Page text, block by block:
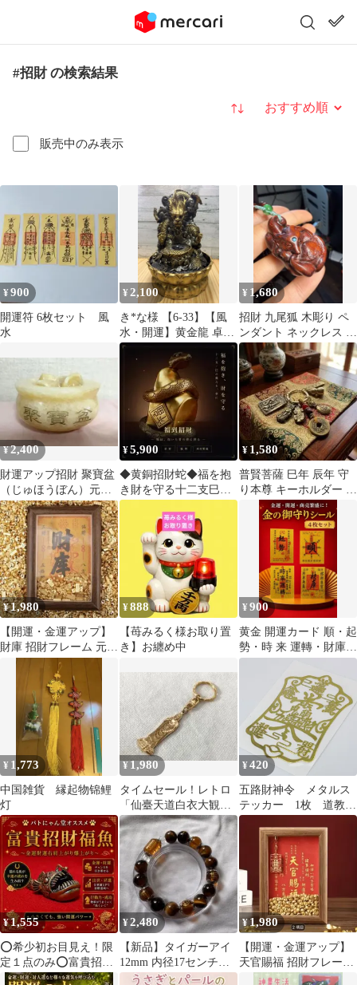
#招財 の検索結果
販売中のみ表示
並び替え
¥900
開運符 6枚セット 風
水
¥ 2,100
き*な様 【6-33】【風
水・開運】黄金龍 卓上
噴水 オブジェ 置物
¥ 1,680
招財 九尾狐 木彫り ペ
ンダント ネックレス 文
玩 開運 お守り
¥2,400
財運アップ招財 聚寶盆
（じゅほうぼん）元宝
セット 風水
¥5,900
◆黄銅招財蛇◆福を抱
き財を守る十二支巳・
金運招福の風水福蛇
¥ 1,580
普賢菩薩 巳年 辰年 守
り本尊 キーホルダー 開
運 招財 古銭 瓢箪 お守
¥1,980
【開運・金運アップ】
財庫 招財フレーム 元宝
＆金塊付き 風水インテ
リア 縁起物
¥888
【苺みるく様お取り置
き】お纏め中
¥900
黄金 開運カード 順・起
勢・時 来 運轉・財庫
4枚セット
¥ 1,773
中国雑貨 縁起物锦鲤
灯
¥1,980
タイムセール！レトロ
「仙臺天道白衣大観
音」キーホルダー ゴー
ルドカラー レア
¥420
五路財神令 メタルス
テッカー 1枚 道教
招財 商売繁盛 金
運 お守り 破邪
¥1,555
⭕️希少初お目見え！限
定１点のみ⭕️富貴招財
福魚｜風水｜スピリチ
¥2,480
【新品】タイガーアイ
12mm 内径17センチ三
面財神 招財珠 金運010
¥ 1,980
【開運・金運アップ】
天官賜福 招財フレーム
元宝付き 風水インテリ